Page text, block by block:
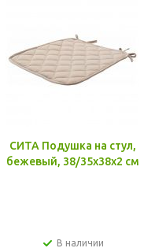
СИТА Подушка на стул,
бежевый, 38/35x38x2 см
В наличии